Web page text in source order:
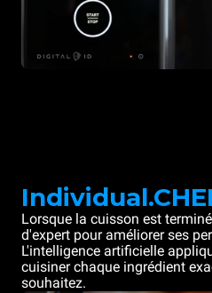
Lorsque la cuisson est
d'expert pour améliorer ses
L'intelligence artificielle
cuisiner chaque ingrédient
souhaitez.